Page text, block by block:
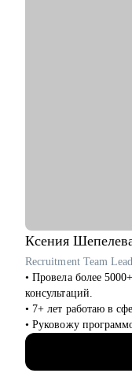
Ксения
Recruitment Team
• Провела более
консультаций.
• 7+ лет работаю в
• Руковожу
Островок!